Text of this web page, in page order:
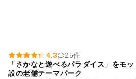
4.3
25件
「さかなと遊べるパラダイス」をモ
設の老舗テーマパーク